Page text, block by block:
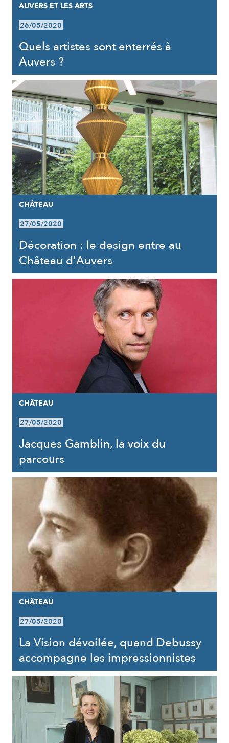
AUVERS ET LES ARTS
26/05/2020
Quels artistes sont enterrés à
Auvers ?
CHÂTEAU
27/05/2020
Décoration : le design entre au
Château d'Auvers
CHÂTEAU
27/05/2020
Jacques Gamblin, la voix du
parcours
CHÂTEAU
27/05/2020
La Vision dévoilée, quand Debussy
accompagne les impressionnistes